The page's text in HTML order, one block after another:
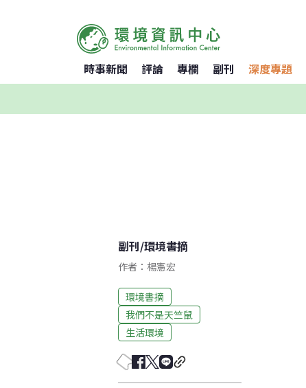
時事新聞 評論 專欄 副刊 深度專題
副刊/環境書摘
作者：楊憲宏
環境書摘
我們不是天竺鼠
生活環境